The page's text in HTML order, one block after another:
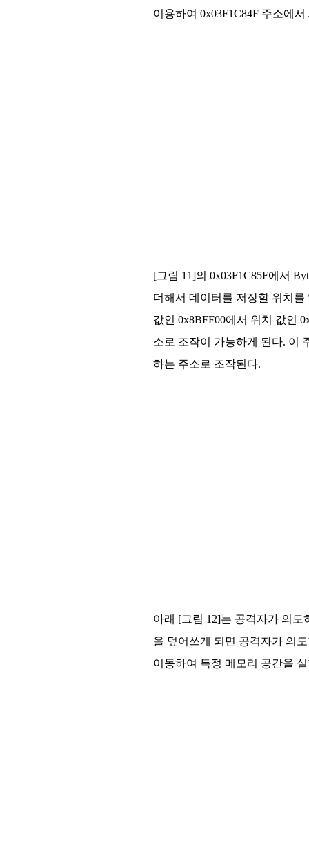
이용하여 0x03F1C84F 주소에
[그림 11]의 0x03F1C85F에서
더해서 데이터를 저장할 위치를
값인 0x8BFF00에서 위치 값인
소로 조작이 가능하게 된다. 이
하는 주소로 조작된다.
아래 [그림 12]는 공격자가 의
을 덮어쓰게 되면 공격자가 의
이동하여 특정 메모리 공간을